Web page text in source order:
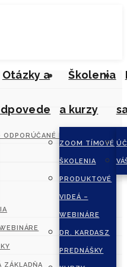
Otázky a Školenia
a kurzy
ZOOM TÍMOVÉ
ŠKOLENIA
PRODUKTOVÉ
VIDEÁ –
WEBINÁRE
DR. KARDASZ
PREDNÁŠKY
PRÍPRAVKY
ZÁKLADŇA